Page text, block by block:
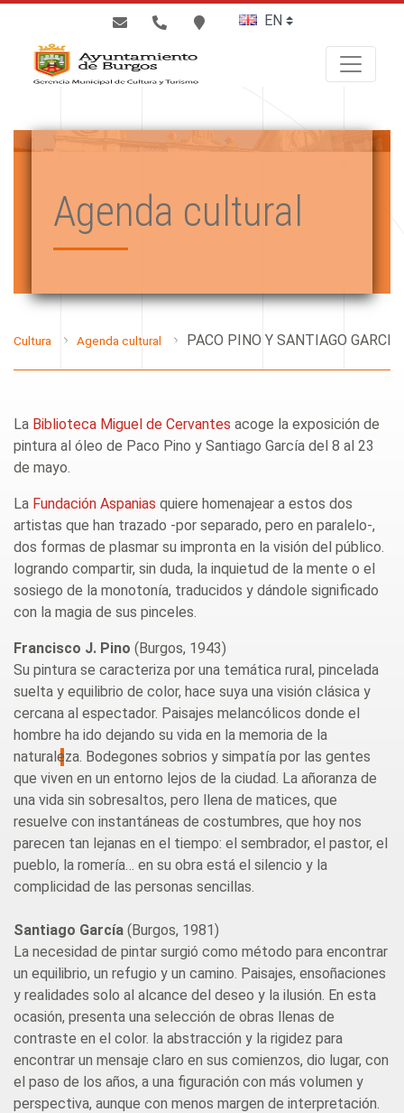
Agenda cultural
Cultura Agenda cultural
La Biblioteca Miguel de Cervantes acoge la exposición de
pintura al óleo de Paco Pino y Santiago García del 8 al 23
de mayo.
La Fundación Aspanias quiere homenajear a estos dos
artistas que han trazado -por separado, pero en paralelo-,
dos formas de plasmar su impronta en la visión del público.
logrando compartir, sin duda, la inquietud de la mente o el
sosiego de la monotonía, traducidos y dándole significado
con la magia de sus pinceles.
Francisco J. Pino (Burgos, 1943)
Su pintura se caracteriza por una temática rural, pincelada
suelta y equilibrio de color, hace suya una visión clásica y
cercana al espectador. Paisajes melancólicos donde el
hombre ha ido dejando su vida en la memoria de la
naturaleza. Bodegones sobrios y simpatía por las gentes
que viven en un entorno lejos de la ciudad. La añoranza de
una vida sin sobresaltos, pero llena de matices, que
resuelve con instantáneas de costumbres, que hoy nos
parecen tan lejanas en el tiempo: el sembrador, el pastor, el
pueblo, la romería… en su obra está el silencio y la
complicidad de las personas sencillas.
Santiago García (Burgos, 1981)
La necesidad de pintar surgió como método para encontrar
un equilibrio, un refugio y un camino. Paisajes, ensoñaciones
y realidades solo al alcance del deseo y la ilusión. En esta
ocasión, presenta una selección de obras llenas de
contraste en el color. la abstracción y la rigidez para
encontrar un mensaje claro en sus comienzos, dio lugar, con
el paso de los años, a una figuración con más volumen y
perspectiva, aunque con menos margen de interpretación.